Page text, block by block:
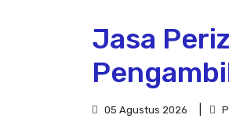
Jasa
05 Agustus 2026